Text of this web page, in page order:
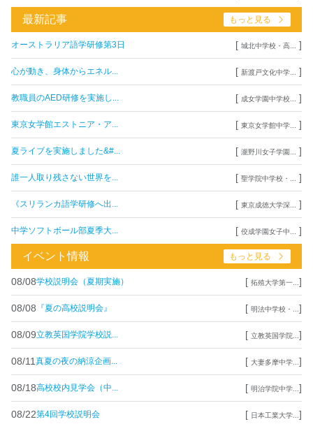
最新記事 もっと見る
オーストラリア語学研修第3日 [ 城北中学校・高... ]
心が動き、身体からエネル... [ 新渡戸文化中学... ]
教職員のAED研修を実施し... [ 成女学園中学校... ]
東京女学館エストニア・ア... [ 東京女学館中学... ]
夏ライブを実施しました&#... [ 瀧野川女子学園... ]
誰一人取り残さない世界を... [ 聖学院中学校・... ]
《スリランカ語学研修へ出... [ 東京成徳大学深... ]
中学ソフトボール部夏季大... [ 佼成学園女子中... ]
イベント情報 もっと見る
08/08学校説明会（夏期実施） [ 拓殖大学第一... ]
08/08 『夏の高校説明会』 [ 明法中学校・... ]
08/09立教英国学院学校説... [ 立教英国学院... ]
08/11 真夏の夜の納涼企画... [ 大妻多摩中学... ]
08/18高校校内見学会（中... [ 明治学院中学... ]
08/22第4回学校説明会 [ 日本工業大学... ]